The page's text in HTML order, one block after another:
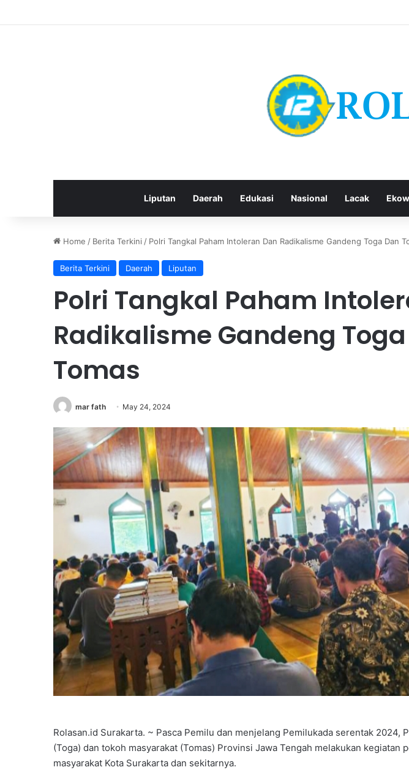
Liputan Daerah Edukasi Nasional Lacak
Home / Berita Terkini / Polri Tangkal Paham Intoleran Dan Radikalisme Gandeng Toga Dan
Berita Terkini Daerah Liputan
Polri Tangkal Paham
Radikalisme Gandeng
Tomas
mar fath May 24, 2024
Rolasan.id Surakarta. ~ Pasca Pemilu dan menjelang Pemilukada serentak 2024,
(Toga) dan tokoh masyarakat (Tomas) Provinsi Jawa Tengah melakukan kegiatan
masyarakat Kota Surakarta dan sekitarnya.